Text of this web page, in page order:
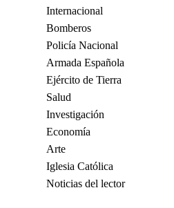
Internacional
Bomberos
Policía Nacional
Armada Española
Ejército de Tierra
Salud
Investigación
Economía
Arte
Iglesia Católica
Noticias del lector